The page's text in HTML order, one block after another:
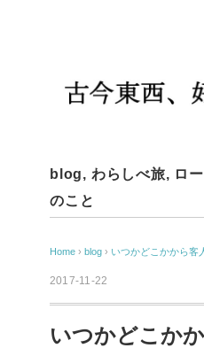
blog, わらしべ旅, ロ
のこと
Home › blog › いつかどこかから客
2017-11-22
いつかどこか